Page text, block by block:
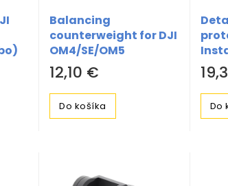
Balancing
counterweight for DJI
OM4/SE/OM5
12,10 €
Do košíka Do